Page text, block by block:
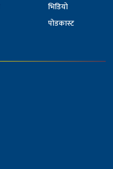
भिडियो
पोडकास्ट